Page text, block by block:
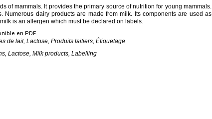
of mammals. It provides the primary source of nutrition for young mammals.
Numerous dairy products are made from milk. Its components are used as
is an allergen which must be declared on labels.
en PDF.
de lait, Lactose, Produits laitiers, Étiquetage
Lactose, Milk products, Labelling